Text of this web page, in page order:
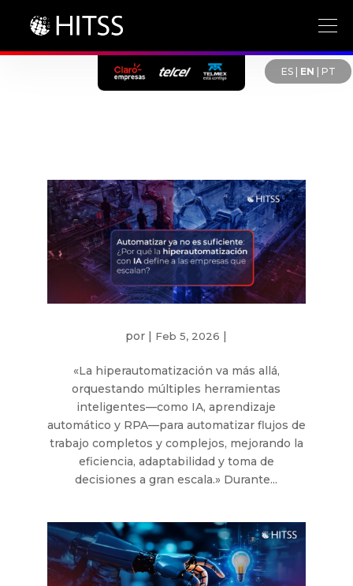
ES| EN PT
por Feb 5, 2026
«La hiperautomatización va más allá,
orquestando múltiples herramientas
inteligentes—como IA, aprendizaje
automático y RPA—para automatizar flujos de
trabajo completos y complejos, mejorando la
eficiencia, adaptabilidad y toma de
decisiones a gran escala.» Durante...